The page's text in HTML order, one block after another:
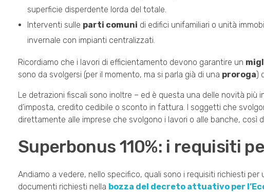
superficie disperdente lorda del totale.
Interventi sulle parti comuni di edifici unifamiliari o unità
invernale con impianti centralizzati.
Ricordiamo che i lavori di efficientamento devono garantire un
sono da svolgersi (per il momento, ma si parla già di una proroga)
Le detrazioni fiscali sono inoltre – ed è questa una delle novità
d’imposta, credito cedibile o sconto in fattura. I soggetti che
direttamente alle imprese che svolgono i lavori o alle banche, così
Superbonus 110%: i requisiti
Andiamo a vedere, nello specifico, quali sono i requisiti richiesti per
documenti richiesti nella bozza del decreto attuativo per